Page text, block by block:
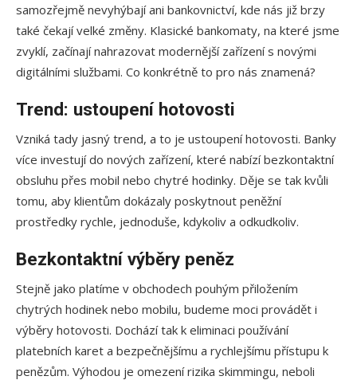
samozřejmě nevyhýbají ani bankovnictví, kde nás již brzy
také čekají velké změny. Klasické bankomaty, na které jsme
zvyklí, začínají nahrazovat modernější zařízení s novými
digitálními službami. Co konkrétně to pro nás znamená?
Trend: ustoupení hotovosti
Vzniká tady jasný trend, a to je ustoupení hotovosti. Banky
více investují do nových zařízení, které nabízí bezkontaktní
obsluhu přes mobil nebo chytré hodinky. Děje se tak kvůli
tomu, aby klientům dokázaly poskytnout peněžní
prostředky rychle, jednoduše, kdykoliv a odkudkoliv.
Bezkontaktní výběry peněz
Stejně jako platíme v obchodech pouhým přiložením
chytrých hodinek nebo mobilu, budeme moci provádět i
výběry hotovosti. Dochází tak k eliminaci používání
platebních karet a bezpečnějšímu a rychlejšímu přístupu k
penězům. Výhodou je omezení rizika skimmingu, neboli